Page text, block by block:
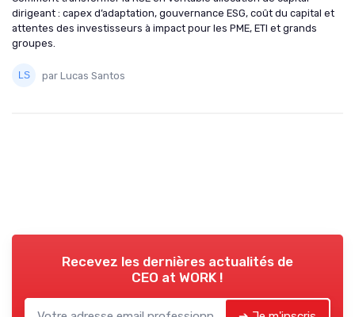
dirigeant : capex d’adaptation, gouvernance ESG, coût du capital et
attentes des investisseurs à impact pour les PME, ETI et grands
groupes.
par Lucas Santos
Recevez les dernières actualités de
CEO at WORK !